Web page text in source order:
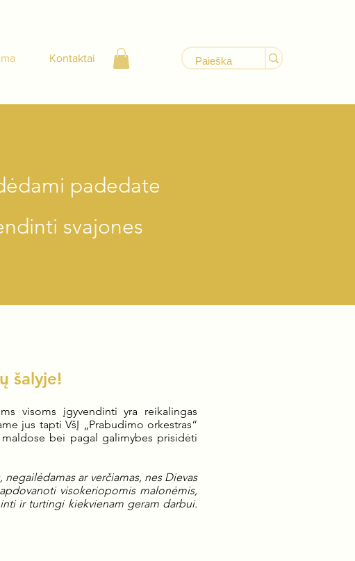
Kontaktai
padedate
svajones
šalyje!
visoms įgyvendinti yra reikalingas
jus tapti VšĮ „Prabudimo orkestras“
bei pagal galimybes prisidėti
ar verčiamas, nes Dievas
visokeriopomis malonėmis,
ir turtingi kiekvienam geram darbui.